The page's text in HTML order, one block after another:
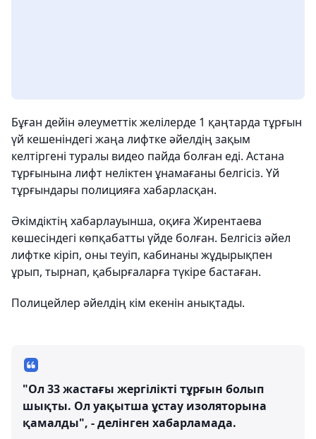
Бұған дейін әлеуметтік желілерде 1 қаңтарда тұрғын
үй кешеніндегі жаңа лифтке әйелдің зақым
келтіргені туралы видео пайда болған еді. Астана
тұрғынына лифт неліктен ұнамағаны белгісіз. Үй
тұрғындары полицияға хабарласқан.
Әкімдіктің хабарлауынша, оқиға Жирентаева
көшесіндегі көпқабатты үйде болған. Белгісіз әйел
лифтке кіріп, оны теуіп, кабинаны жұдырықпен
ұрып, тырнап, қабырғаларға түкіре бастаған.
Полицейлер әйелдің кім екенін анықтады.
"Ол 33 жастағы жергілікті тұрғын болып
шықты. Ол уақытша ұстау изоляторына
қамалды", - делінген хабарламада.